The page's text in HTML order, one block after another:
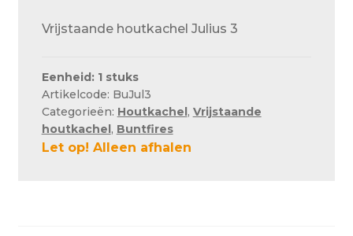
Vrijstaande houtkachel Julius 3
Eenheid: 1 stuks
Artikelcode: BuJul3
Categorieën: Houtkachel, Vrijstaande
houtkachel, Buntfires
Let op! Alleen afhalen